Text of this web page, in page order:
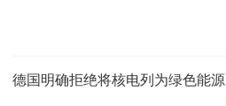
德国明确拒绝将核电列为绿色能源